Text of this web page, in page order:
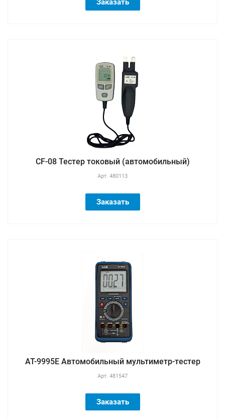
Заказать
CF-08 Тестер токовый (автомобильный)
Арт. 480113
Заказать
AT-9995E Автомобильный мультиметр-тестер
Арт. 481547
Заказать